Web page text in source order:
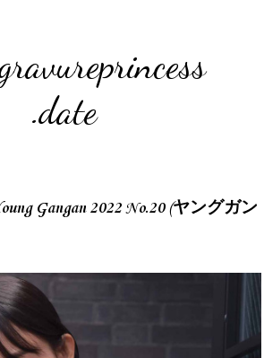
.date
Gangan 2022 No.20 (ヤングガン